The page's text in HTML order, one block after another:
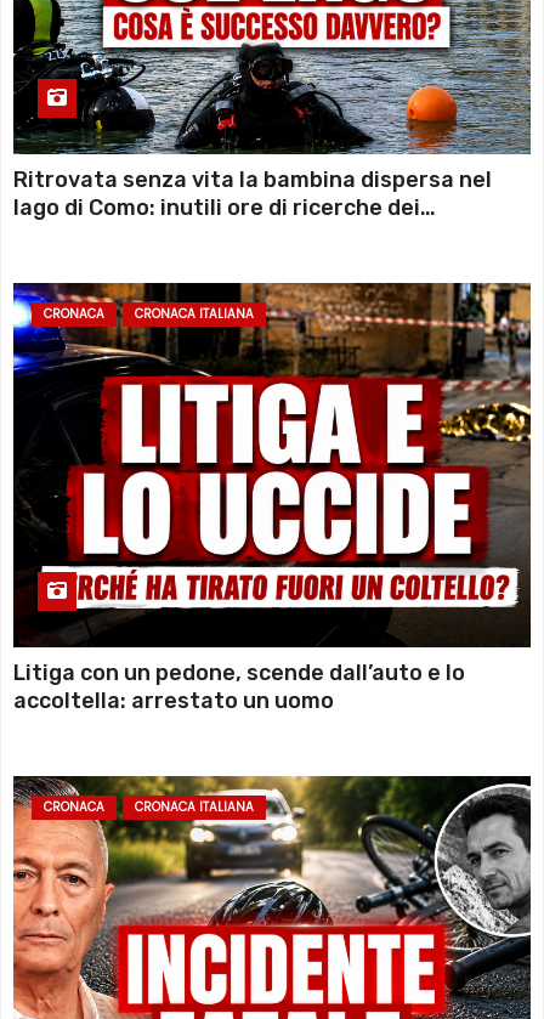
Ritrovata senza vita la bambina dispersa nel
lago di Como: inutili ore di ricerche dei
CRONACA CRONACA ITALIANA
Litiga con un pedone, scende dall’auto e lo
accoltella: arrestato un uomo
CRONACA CRONACA ITALIANA